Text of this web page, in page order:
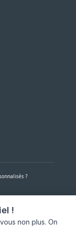
!
non plus. On
?
de 7h30 à 16h